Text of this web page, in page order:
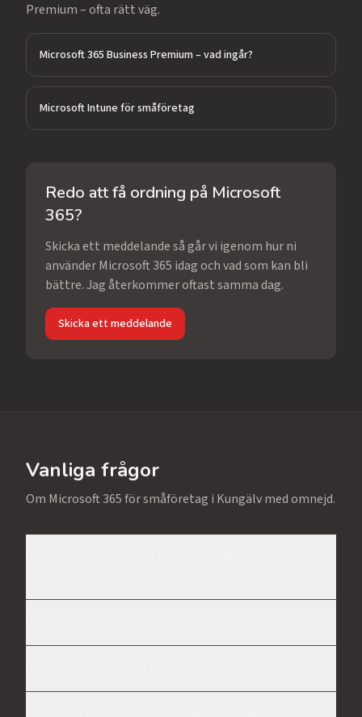
Premium – ofta rätt väg.
Microsoft 365 Business Premium – vad ingår?
Microsoft Intune för småföretag
Redo att få ordning på Microsoft
365?
Skicka ett meddelande så går vi igenom hur ni
använder Microsoft 365 idag och vad som kan bli
bättre. Jag återkommer oftast samma dag.
Skicka ett meddelande
Vanliga frågor
Om Microsoft 365 för småföretag i Kungälv med omnejd.